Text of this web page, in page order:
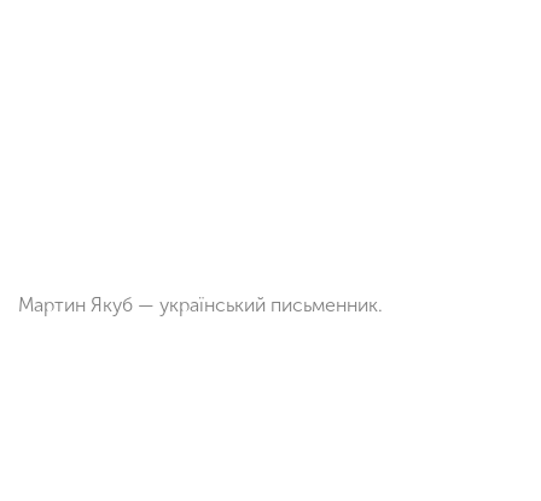
Мартин Якуб — український письменник.